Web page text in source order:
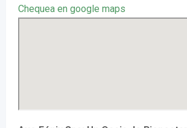
Chequea en google maps